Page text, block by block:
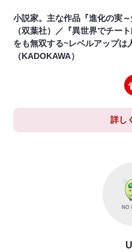
小説家。主な作品『進化の実
（双葉社）／『異世界でチー
をも無双する~レベルアップは
（KADOKAWA）
詳し